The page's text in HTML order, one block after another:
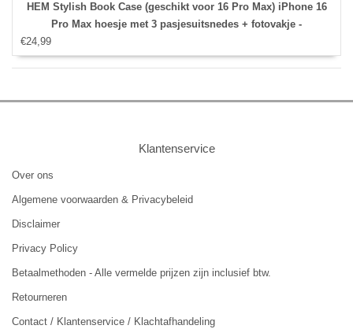
HEM Stylish Book Case (geschikt voor 16 Pro Max) iPhone 16
Pro Max hoesje met 3 pasjesuitsnedes + fotovakje -
€24,99
Klantenservice
Over ons
Algemene voorwaarden & Privacybeleid
Disclaimer
Privacy Policy
Betaalmethoden - Alle vermelde prijzen zijn inclusief btw.
Retourneren
Contact / Klantenservice / Klachtafhandeling